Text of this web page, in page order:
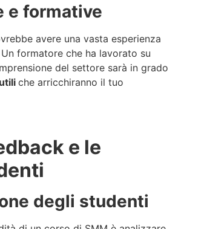
e formative
avere una vasta esperienza
formatore che ha lavorato su
del settore sarà in grado
che arricchiranno il tuo
e le
degli studenti